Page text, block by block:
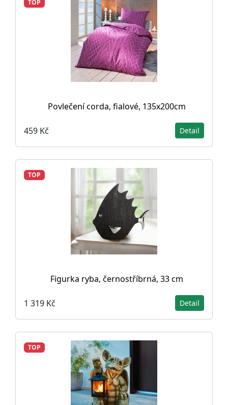
TOP
Povlečení corda, fialové, 135x200cm
459 Kč Detail
TOP
Figurka ryba, černostříbrná, 33 cm
1 319 Kč Detail
TOP